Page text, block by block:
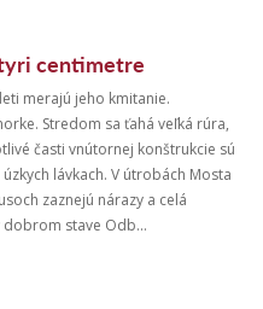
centimetre
merajú jeho kmitanie.
Stredom sa ťahá veľká rúra,
časti vnútornej konštrukcie sú
lávkach. V útrobách Mosta
zaznejú nárazy a celá
dobrom stave Odb...